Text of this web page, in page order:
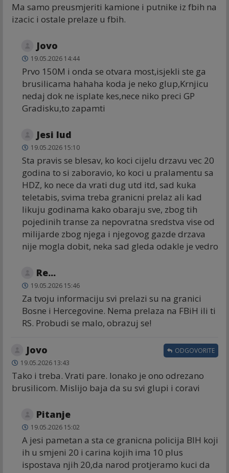
Ma samo preusmjeriti kamione i putnike iz fbih na
izacic i ostale prelaze u fbih.
Jovo
19.05.2026 14:44
Prvo 150M i onda se otvara most,isjekli ste ga
brusilicama hahaha koda je neko glup,Krnjicu
nedaj dok ne isplate kes,nece niko preci GP
Gradisku,to zapamti
Jesi lud
19.05.2026 15:10
Sta pravis se blesav, ko koci cijelu drzavu vec 20
godina to si zaboravio, ko koci u pralamentu sa
HDZ, ko nece da vrati dug utd itd, sad kuka
teletabis, svima treba granicni prelaz ali kad
likuju godinama kako obaraju sve, zbog tih
pojedinih transe za nepovratna sredstva vise od
milijarde zbog njega i njegovog gazde drzava
nije mogla dobit, neka sad gleda odakle je vedro
Re...
19.05.2026 15:46
Za tvoju informaciju svi prelazi su na granici
Bosne i Hercegovine. Nema prelaza na FBiH ili ti
RS. Probudi se malo, obrazuj se!
Jovo
19.05.2026 13:43
Tako i treba. Vrati pare. Ionako je ono odrezano
brusilicom. Mislijo baja da su svi glupi i coravi
ODGOVORITE
Pitanje
19.05.2026 15:02
A jesi pametan a sta ce granicna policija BIH koji
ih u smjeni 20 i carina kojih ima 10 plus
ispostava njih 20,da narod protjeramo kuci da